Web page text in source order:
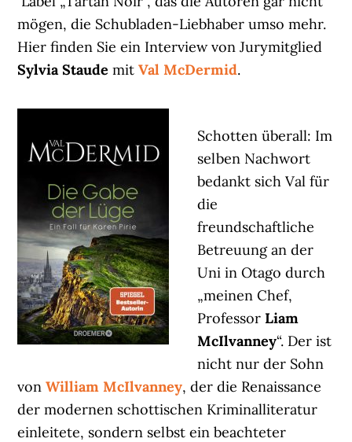
mögen, die Schubladen-Liebhaber umso mehr.
Hier finden Sie ein Interview von Jurymitglied
Sylvia Staude mitVal McDermid.
Schotten überall: Im
selben Nachwort
bedankt sich Val für
die
freundschaftliche
Betreuung an der
Uni in Otago durch
„meinen Chef,
ProfessorLiam
McIlvanney“. Der ist
nicht nur der Sohn
vonWilliam McIlvanney, der die Renaissance
der modernen schottischen Kriminalliteratur
einleitete, sondern selbst ein beachteter